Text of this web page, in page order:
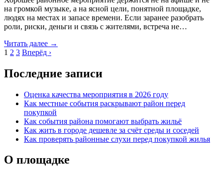
на громкой музыке, а на ясной цели, понятной площадке,
людях на местах и запасе времени. Если заранее разобрать
роли, риски, деньги и связь с жителями, встреча не…
Читать далее →
1 2 3 Вперёд ›
Последние записи
Оценка качества мероприятия в 2026 году
Как местные события раскрывают район перед
покупкой
Как события района помогают выбрать жильё
Как жить в городе дешевле за счёт среды и соседей
Как проверять районные слухи перед покупкой жилья
О площадке